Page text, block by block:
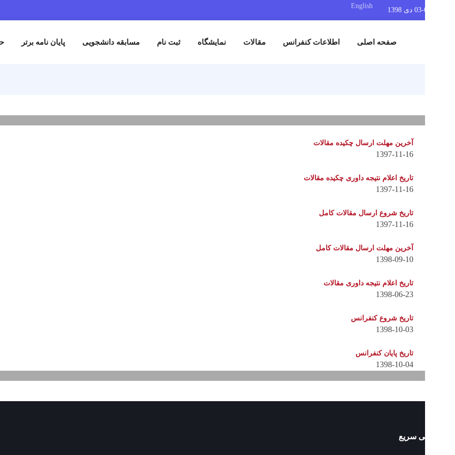
English
صفحه اصلی اطلاعات کنفرانس مقالات نمایشگاه ثبت نام مسابقه دانشجویی پایان نامه برتر حمایت
آخرین مهلت ارسال چکیده مقالات
1397-11-16
تاریخ اعلام نتیجه داوری چکیده مقالات
1397-11-16
تاریخ شروع ارسال مقالات کامل
1397-11-16
آخرین مهلت ارسال مقالات کامل
1398-09-10
تاریخ اعلام نتیجه داوری مقالات
1398-06-23
تاریخ شروع کنفرانس
1398-10-03
تاریخ پایان کنفرانس
1398-10-04